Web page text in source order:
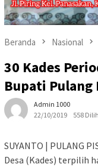
Beranda Nasional
30 Kades
Bupati Pulang
Admin 1000
22/10/2019
558
SUYANTO | PULANG
Desa (Kades) terpilih